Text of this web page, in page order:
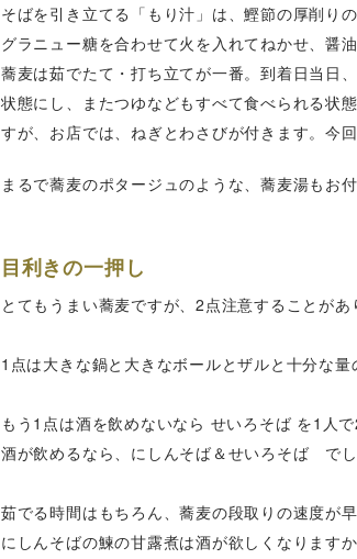
そばを引き立てる「もり汁」は、鰹節の厚削り
グラニュー糖を合わせて火を入れてねかせ、醤
蕎麦は茹でたて・打ち立てが一番。到着日当日
状態にし、またつゆなどもすべて食べられる状
すが、お店では、ねぎとわさびが付きます。今
まるで蕎麦のポタージュのような、蕎麦湯もお
目利きの一押し
とてもうまい蕎麦ですが、2点注意することがあ
1点は大きな鍋と大きなボールとザルと十分な量
もう1点は酒を飲めないなら せいろそば を1人
酒が飲めるなら、にしんそば＆せいろそば でし
茹でる時間はもちろん、蕎麦の段取りの速度が
にしんそばの鰊の甘露煮は酒が欲しくなります